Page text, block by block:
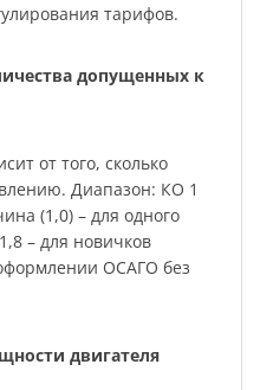
тарифов.
допущенных к
от того, сколько
Диапазон: КО 1
(1,0) – для одного
– для новичков
ОСАГО без
двигателя